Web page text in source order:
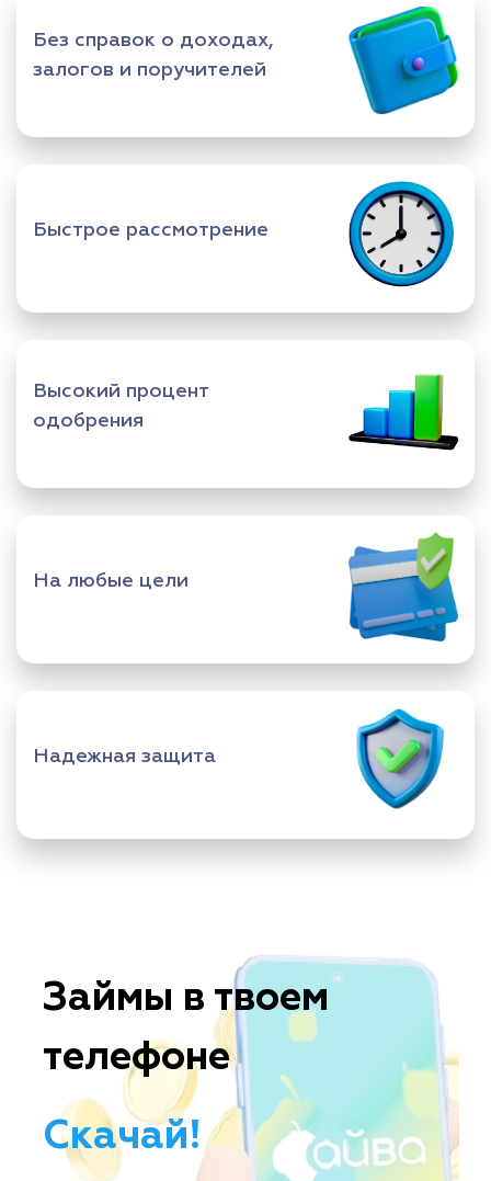
Без справок о доходах,
залогов и поручителей
Быстрое рассмотрение
Высокий процент
одобрения
На любые цели
Надежная защита
Займы в твоем
телефоне
Скачай!